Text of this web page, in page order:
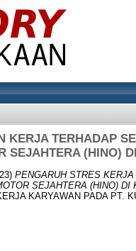
KERJA TERHADAP
SEJAHTERA (HINO)
PENGARUH STRES
SEJAHTERA (HINO) DI
KARYAWAN PADA PT.